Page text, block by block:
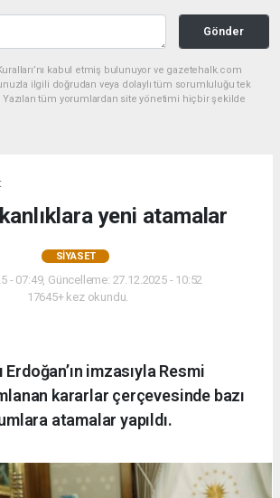
Gönder
kabul etmiş bulunuyor ve gazetehalk.com
ilgili doğrudan veya dolaylı tüm sorumluluğu tek
Yazılan tüm yorumlardan site yönetimi hiçbir şekilde
yeni atamalar
SIYASET
- 07:49, Güncelleme: 27.12.2025 - 10:52
17645+ kez okundu.
imzasıyla Resmi
kararlar çerçevesinde bazı
atamalar yapıldı.